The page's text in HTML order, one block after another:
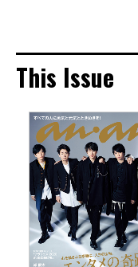
This Issue